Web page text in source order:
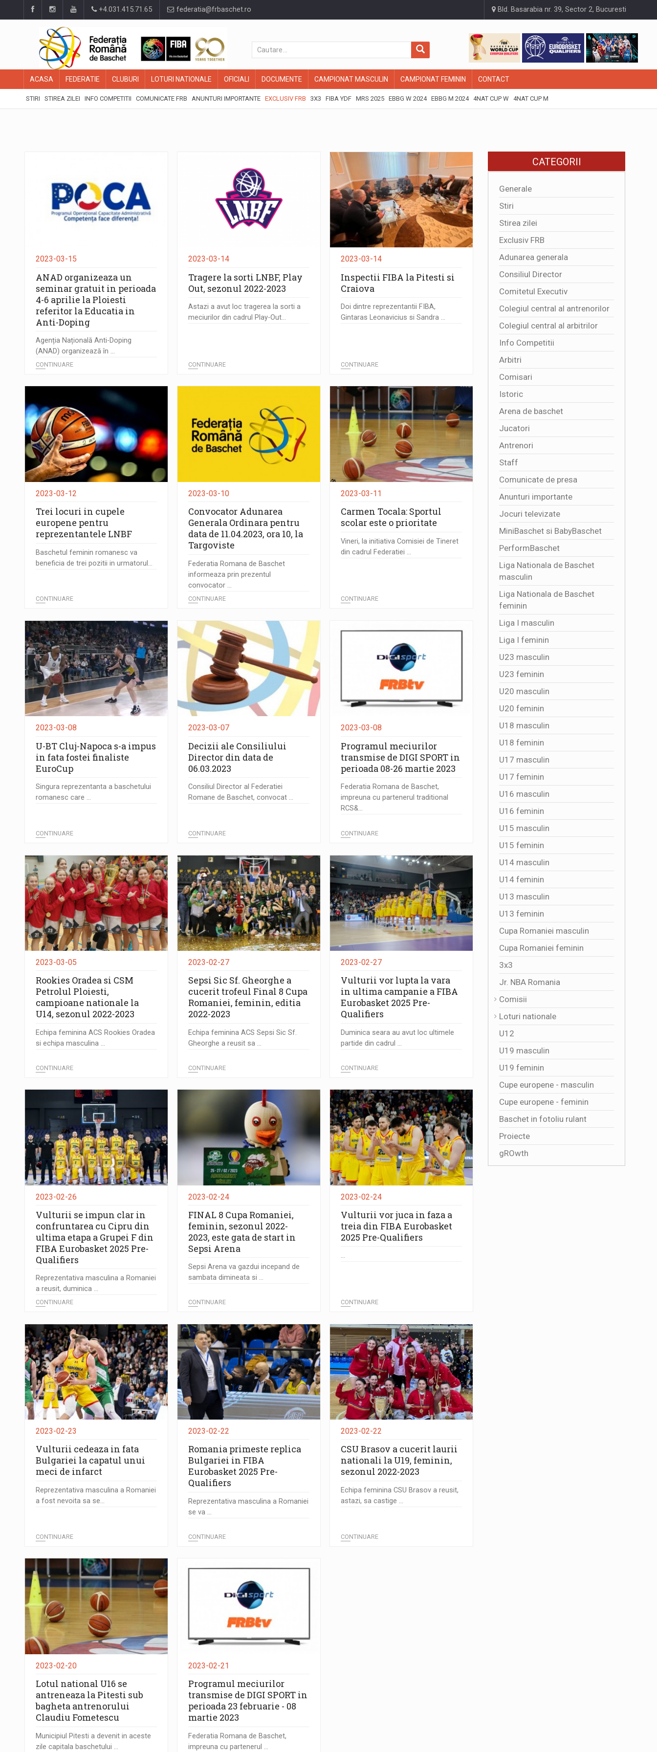
+4.031.415.71.65 federatia@frbaschet.ro Bld. Basarabia nr. 39, Sector 2, Bucuresti
ACASA FEDERATIE CLUBURI LOTURI NATIONALE OFICIALI DOCUMENTE CAMPIONAT MASCULIN CAMPIONAT FEMININ CONTACT
STIRI STIREA ZILEI INFO COMPETITII COMUNICATE FRB ANUNTURI IMPORTANTE EXCLUSIV FRB 3X3 FIBA YDF MRS 2025 EBBG W 2024 EBBG M 2024 4NAT CUP W 4NAT CUP M
2023-03-15
ANAD organizeaza un
seminar gratuit in perioada
4-6 aprilie la Ploiesti
referitor la Educatia in
Anti-Doping
Agenția Națională Anti-Doping
(ANAD) organizează în ...
CONTINUARE
2023-03-14
Tragere la sorti LNBF, Play
Out, sezonul 2022-2023
Astazi a avut loc tragerea la sorti a
meciurilor din cadrul Play-Out...
CONTINUARE
2023-03-14
Inspectii FIBA la Pitesti si
Craiova
Doi dintre reprezentantii FIBA,
Gintaras Leonavicius si Sandra ...
CONTINUARE
2023-03-12
Trei locuri in cupele
europene pentru
reprezentantele LNBF
Baschetul feminin romanesc va
beneficia de trei pozitii in urmatorul...
CONTINUARE
2023-03-10
Convocator Adunarea
Generala Ordinara pentru
data de 11.04.2023, ora 10, la
Targoviste
Federatia Romana de Baschet
informeaza prin prezentul
convocator ...
CONTINUARE
2023-03-11
Carmen Tocala: Sportul
scolar este o prioritate
Vineri, la initiativa Comisiei de Tineret
din cadrul Federatiei ...
CONTINUARE
2023-03-08
U-BT Cluj-Napoca s-a impus
in fata fostei finaliste
EuroCup
Singura reprezentanta a baschetului
romanesc care ...
CONTINUARE
2023-03-07
Decizii ale Consiliului
Director din data de
06.03.2023
Consiliul Director al Federatiei
Romane de Baschet, convocat ...
CONTINUARE
2023-03-08
Programul meciurilor
transmise de DIGI SPORT in
perioada 08-26 martie 2023
Federatia Romana de Baschet,
impreuna cu partenerul traditional
RCS&...
CONTINUARE
2023-03-05
Rookies Oradea si CSM
Petrolul Ploiesti,
campioane nationale la
U14, sezonul 2022-2023
Echipa feminina ACS Rookies Oradea
si echipa masculina ...
CONTINUARE
2023-02-27
Sepsi Sic Sf. Gheorghe a
cucerit trofeul Final 8 Cupa
Romaniei, feminin, editia
2022-2023
Echipa feminina ACS Sepsi Sic Sf.
Gheorghe a reusit sa ...
CONTINUARE
2023-02-27
Vulturii vor lupta la vara
in ultima campanie a FIBA
Eurobasket 2025 Pre-
Qualifiers
Duminica seara au avut loc ultimele
partide din cadrul ...
CONTINUARE
2023-02-26
Vulturii se impun clar in
confruntarea cu Cipru din
ultima etapa a Grupei F din
FIBA Eurobasket 2025 Pre-
Qualifiers
Reprezentativa masculina a Romaniei
a reusit, duminica ...
CONTINUARE
2023-02-24
FINAL 8 Cupa Romaniei,
feminin, sezonul 2022-
2023, este gata de start in
Sepsi Arena
Sepsi Arena va gazdui incepand de
sambata dimineata si ...
CONTINUARE
2023-02-24
Vulturii vor juca in faza a
treia din FIBA Eurobasket
2025 Pre-Qualifiers
...
CONTINUARE
2023-02-23
Vulturii cedeaza in fata
Bulgariei la capatul unui
meci de infarct
Reprezentativa masculina a Romaniei
a fost nevoita sa se...
CONTINUARE
2023-02-22
Romania primeste replica
Bulgariei in FIBA
Eurobasket 2025 Pre-
Qualifiers
Reprezentativa masculina a Romaniei
se va ...
CONTINUARE
2023-02-22
CSU Brasov a cucerit laurii
nationali la U19, feminin,
sezonul 2022-2023
Echipa feminina CSU Brasov a reusit,
astazi, sa castige ...
CONTINUARE
2023-02-20
Lotul national U16 se
antreneaza la Pitesti sub
bagheta antrenorului
Claudiu Fometescu
Municipiul Pitesti a devenit in aceste
zile capitala baschetului ...
2023-02-21
Programul meciurilor
transmise de DIGI SPORT in
perioada 23 februarie - 08
martie 2023
Federatia Romana de Baschet,
impreuna cu partenerul ...
CATEGORII
Generale
Stiri
Stirea zilei
Exclusiv FRB
Adunarea generala
Consiliul Director
Comitetul Executiv
Colegiul central al antrenorilor
Colegiul central al arbitrilor
Info Competitii
Arbitri
Comisari
Istoric
Arena de baschet
Jucatori
Antrenori
Staff
Comunicate de presa
Anunturi importante
Jocuri televizate
MiniBaschet si BabyBaschet
PerformBaschet
Liga Nationala de Baschet
masculin
Liga Nationala de Baschet
feminin
Liga I masculin
Liga I feminin
U23 masculin
U23 feminin
U20 masculin
U20 feminin
U18 masculin
U18 feminin
U17 masculin
U17 feminin
U16 masculin
U16 feminin
U15 masculin
U15 feminin
U14 masculin
U14 feminin
U13 masculin
U13 feminin
Cupa Romaniei masculin
Cupa Romaniei feminin
3x3
Jr. NBA Romania
Comisii
Loturi nationale
U12
U19 masculin
U19 feminin
Cupe europene - masculin
Cupe europene - feminin
Baschet in fotoliu rulant
Proiecte
gROwth